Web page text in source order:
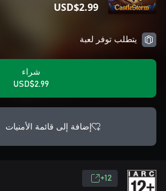
USD$2.99
يتطلب توفر لعبة
شراء
USD$2.99
إضافة إلى قائمة الأمنيات
12+